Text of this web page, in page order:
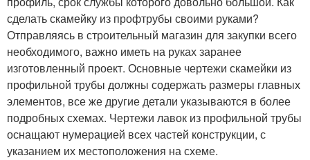
сделать скамейку из профтрубы своими руками?
Отправляясь в строительный магазин для закупки всего
необходимого, важно иметь на руках заранее
изготовленный проект. Основные чертежи скамейки из
профильной трубы должны содержать размеры главных
элементов, все же другие детали указываются в более
подробных схемах. Чертежи лавок из профильной трубы
оснащают нумерацией всех частей конструкции, с
указанием их местоположения на схеме.